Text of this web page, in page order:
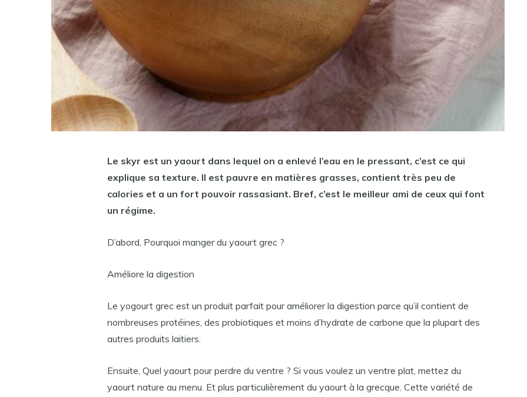
Le skyr est un yaourt dans lequel on a enlevé l’eau en le pressant, c’est ce qui
explique sa texture. Il est pauvre en matières grasses, contient très peu de
calories et a un fort pouvoir rassasiant. Bref, c’est le meilleur ami de ceux qui font
un régime.
D’abord, Pourquoi manger du yaourt grec ?
Améliore la digestion
Le yogourt grec est un produit parfait pour améliorer la digestion parce qu’il contient de
nombreuses protéines, des probiotiques et moins d’hydrate de carbone que la plupart des
autres produits laitiers.
Ensuite, Quel yaourt pour perdre du ventre ? Si vous voulez un ventre plat, mettez du
yaourt nature au menu. Et plus particulièrement du yaourt à la grecque. Cette variété de